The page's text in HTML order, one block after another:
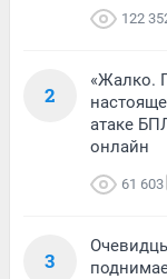
122
2
«Жалко.
атаке
онлайн
61 603
3